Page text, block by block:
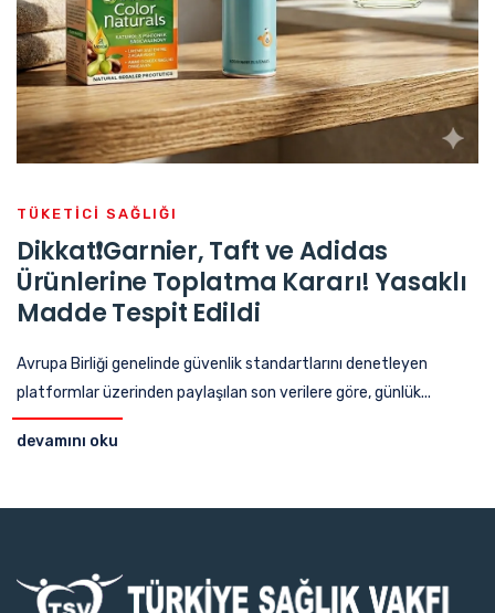
TÜKETICI SAĞLIĞI
Dikkat❗Garnier, Taft ve Adidas
Ürünlerine Toplatma Kararı! Yasaklı
Madde Tespit Edildi
Avrupa Birliği genelinde güvenlik standartlarını denetleyen
platformlar üzerinden paylaşılan son verilere göre, günlük...
devamını oku